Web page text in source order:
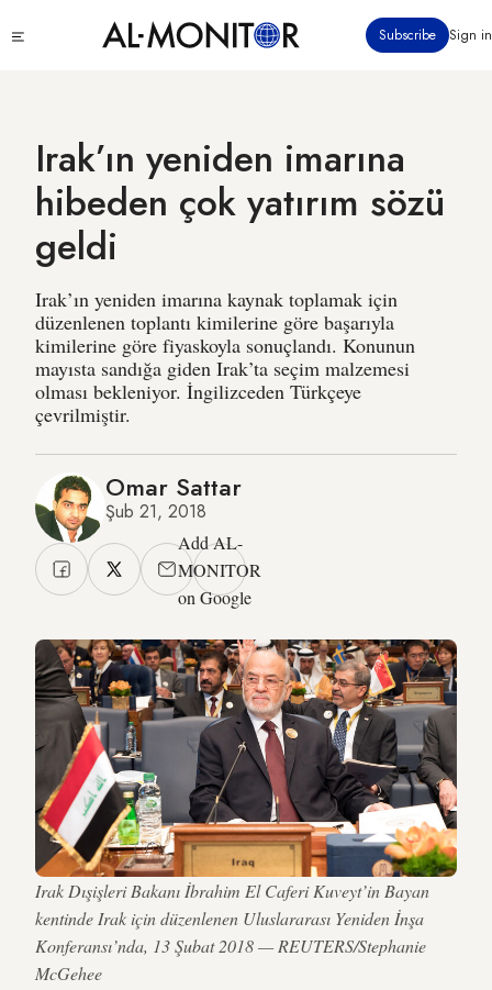
içeriğe
Subscribe Sign in
Irak’ın yeniden imarına
hibeden çok yatırım sözü
geldi
Irak’ın yeniden imarına kaynak toplamak için
düzenlenen toplantı kimilerine göre başarıyla
kimilerine göre fiyaskoyla sonuçlandı. Konunun
mayısta sandığa giden Irak’ta seçim malzemesi
olması bekleniyor. İngilizceden Türkçeye
çevrilmiştir.
Omar Sattar
Şub 21, 2018
Add AL-
MONITOR
on Google
Irak Dışişleri Bakanı İbrahim El Caferi Kuveyt’in Bayan
kentinde Irak için düzenlenen Uluslararası Yeniden İnşa
Konferansı’nda, 13 Şubat 2018 — REUTERS/Stephanie
McGehee